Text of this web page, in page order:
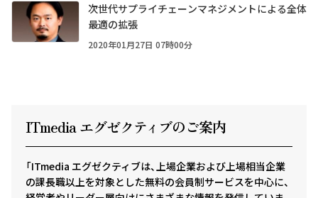
次世代サプライチェーンマネジメントによる全体
最適の拡張
2020年01月27日 07時00分
ITmedia エグゼクティ ブのご案内
「ITmedia エグゼクティブは、上場企業および上場相当企業
の課長職以上を対象とした無料の会員制サービスを中心に、